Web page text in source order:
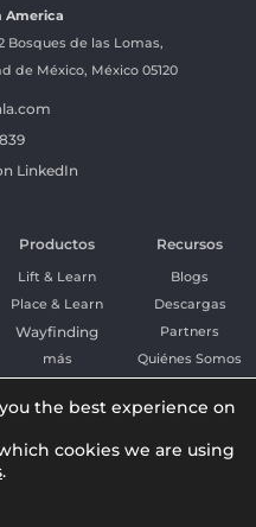
Bosques de las Lomas,
de México, México 05120
LinkedIn
Productos
Lift & Learn
Place & Learn
Wayfinding
más
Recursos
Blogs
Descargas
Partners
Quiénes Somos
the best experience on
cookies we are using
.